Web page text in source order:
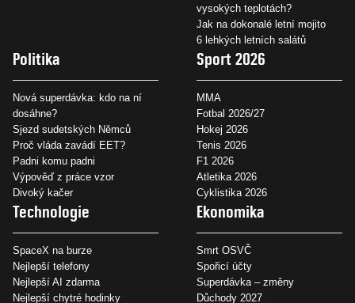
vysokých teplotách?
Jak na dokonalé letní mojito
6 lehkých letních salátů
Politika
Nová superdávka: kdo na ní
dosáhne?
Sjezd sudetských Němců
Proč vláda zavádí EET?
Padni komu padni
Výpověď z práce vzor
Divoký kačer
Sport 2026
MMA
Fotbal 2026/27
Hokej 2026
Tenis 2026
F1 2026
Atletika 2026
Cyklistika 2026
Technologie
SpaceX na burze
Nejlepší telefony
Nejlepší AI zdarma
Nejlepší chytré hodinky
Ekonomika
Smrt OSVČ
Spořicí účty
Superdávka – změny
Důchody 2027